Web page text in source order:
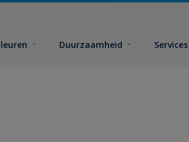
Duurzaamheid Services